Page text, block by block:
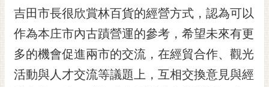
吉田市長很欣賞林百貨的經營方式，認為可以
作為本庄市內古蹟營運的參考，希望未來有更
多的機會促進兩市的交流，在經貿合作、觀光
活動與人才交流等議題上，互相交換意見與經